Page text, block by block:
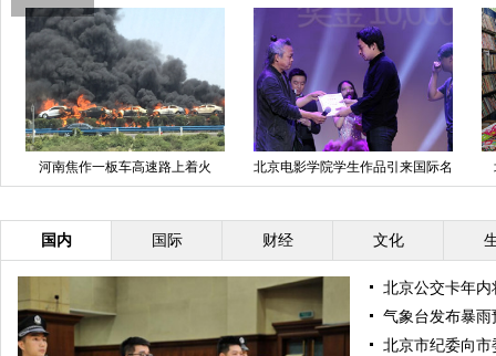
河南焦作一板车高速路上着火
北京电影学院学生作品引来国际名
导金基德
国内 国际 财经 文化
北京公交卡年
气象台发布暴
北京市纪委向